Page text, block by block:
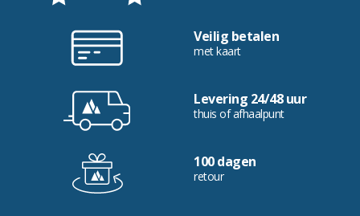
Veilig betalen
met kaart
Levering 24/48 uur
thuis of afhaalpunt
100 dagen
retour